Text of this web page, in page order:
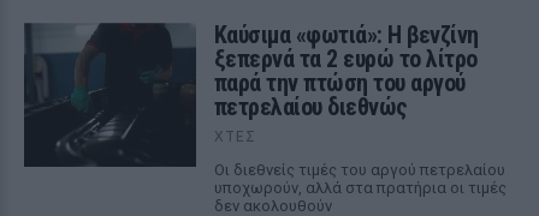
Καύσιμα «φωτιά»: Η βενζίνη
ξεπερνά τα 2 ευρώ το λίτρο
παρά την πτώση του αργού
πετρελαίου διεθνώς
ΧΤΕΣ
Οι διεθνείς τιμές του αργού πετρελαίου
υποχωρούν, αλλά στα πρατήρια οι τιμές
δεν ακολουθούν